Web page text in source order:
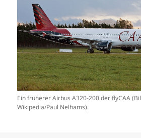
Ein früherer Airbus A320-200 der flyCAA
Wikipedia/Paul Nelhams).